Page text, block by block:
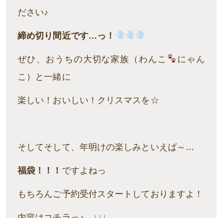
ださい♪
締め切り間近です…っ！
ぜひ、おうちの大切な家族（わんこ
にゃん
こ）と一緒に
楽しい！おいしい！クリスマスを☆
そしてそして、年明けの楽しみといえば～…
福袋！！！ ですよねっ
もちろんご予約受付スタートしておりますよ！